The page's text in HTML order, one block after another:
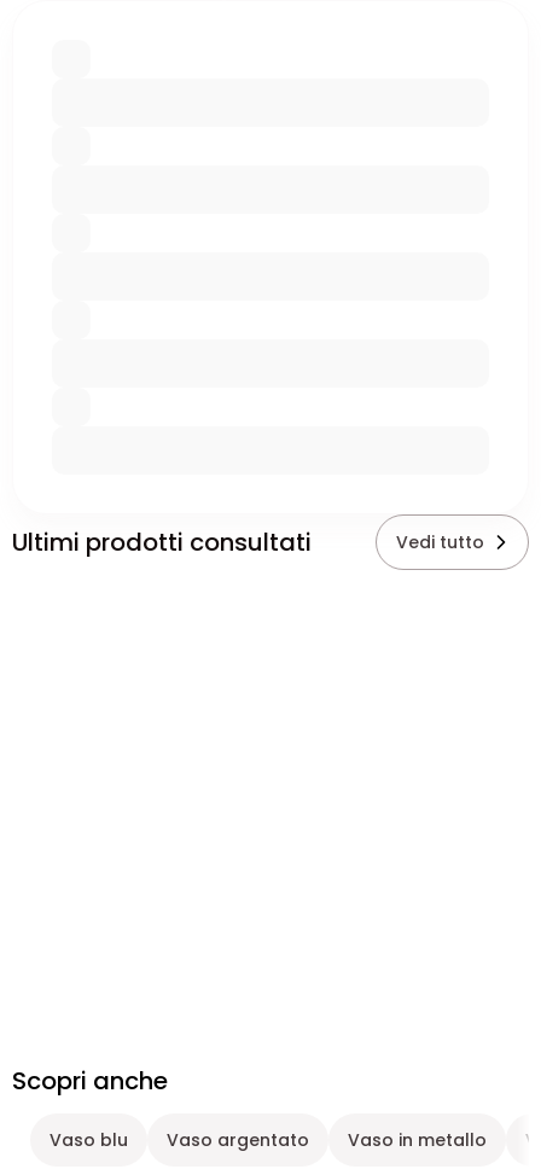
Ultimi prodotti consultati Vedi tutto
Scopri anche
Vaso blu Vaso argentato Vaso in metallo